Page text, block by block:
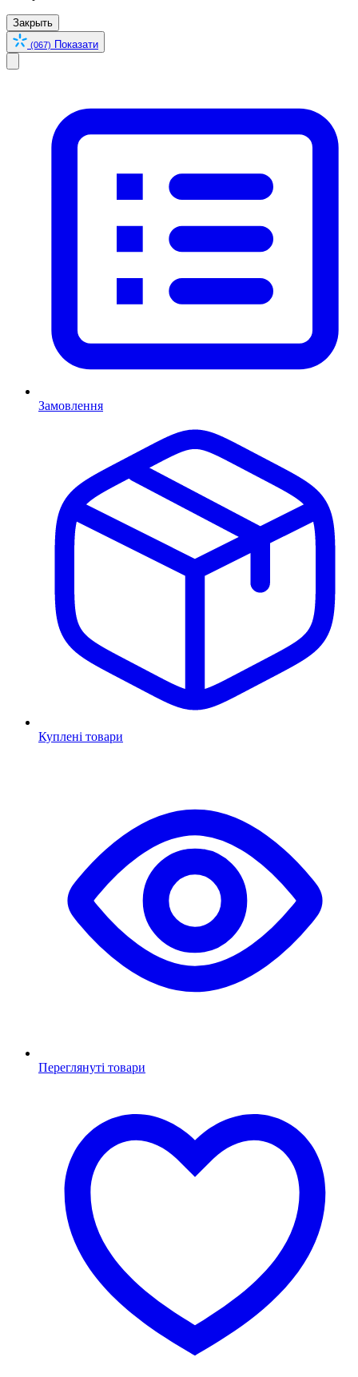
Закрыть
(067) Показати
Замовлення
Куплені товари
Переглянуті товари